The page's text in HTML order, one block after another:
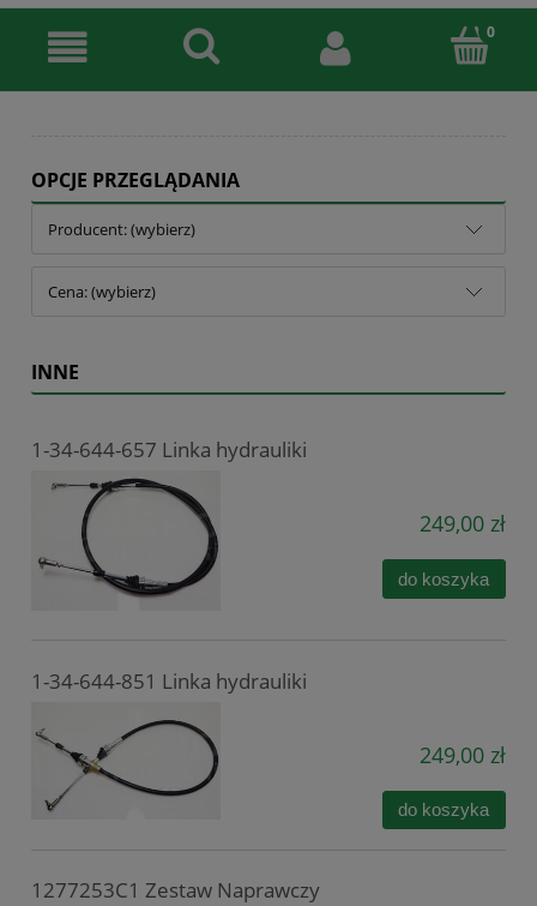
OPCJE PRZEGLĄDANIA
Producent: (wybierz)
Cena: (wybierz)
INNE
1-34-644-657 Linka hydrauliki
249,00 zł
do koszyka
1-34-644-851 Linka hydrauliki
249,00 zł
do koszyka
1277253C1 Zestaw Naprawczy